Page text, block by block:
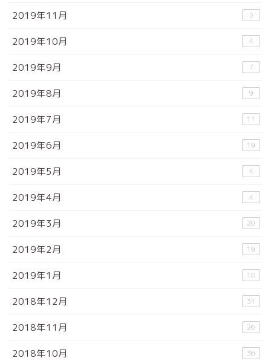
2019年11月 5
2019年10月 4
2019年9月 7
2019年8月 9
2019年7月 11
2019年6月 19
2019年5月 4
2019年4月 4
2019年3月 20
2019年2月 19
2019年1月 18
2018年12月 31
2018年11月 26
2018年10月 36